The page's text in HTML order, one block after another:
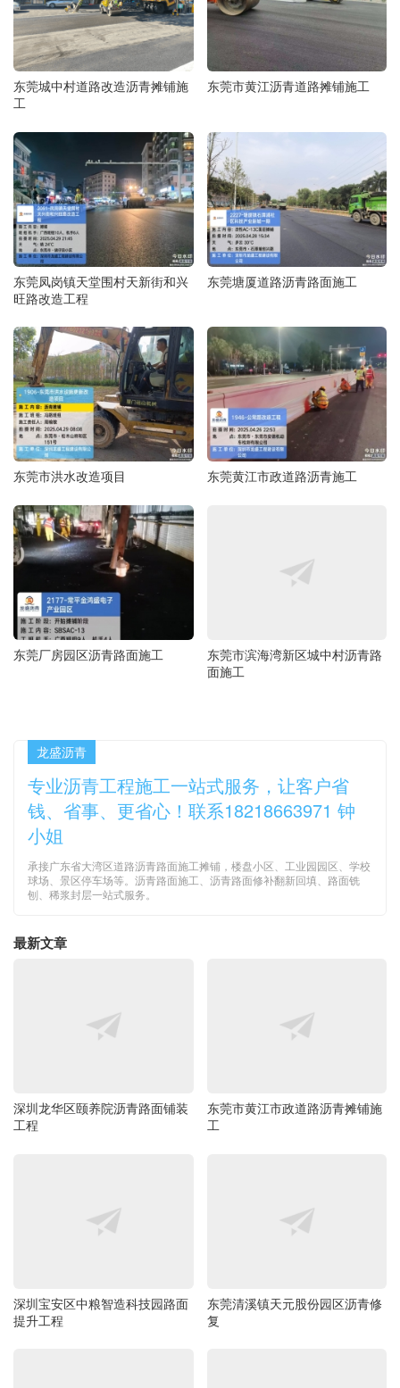
东莞城中村道路改造沥青摊铺施
工
东莞市黄江沥青道路摊铺施工
东莞凤岗镇天堂围村天新街和兴
旺路改造工程
东莞塘厦道路沥青路面施工
东莞市洪水改造项目 东莞黄江市政道路沥青施工
东莞厂房园区沥青路面施工
东莞市滨海湾新区城中村沥青路
面施工
龙盛沥青
专业沥青工程施工一站式服务，让客户省
钱、省事、更省心！联系18218663971 钟
小姐
承接广东省大湾区道路沥青路面施工摊铺，楼盘小区、工业园园区、学校
球场、景区停车场等。沥青路面施工、沥青路面修补翻新回填、路面铣
刨、稀浆封层一站式服务。
最新文章
深圳龙华区颐养院沥青路面铺装
工程
东莞市黄江市政道路沥青摊铺施
工
深圳宝安区中粮智造科技园路面
提升工程
东莞清溪镇天元股份园区沥青修
复